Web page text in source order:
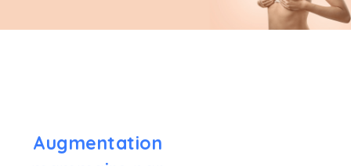
Augmentation